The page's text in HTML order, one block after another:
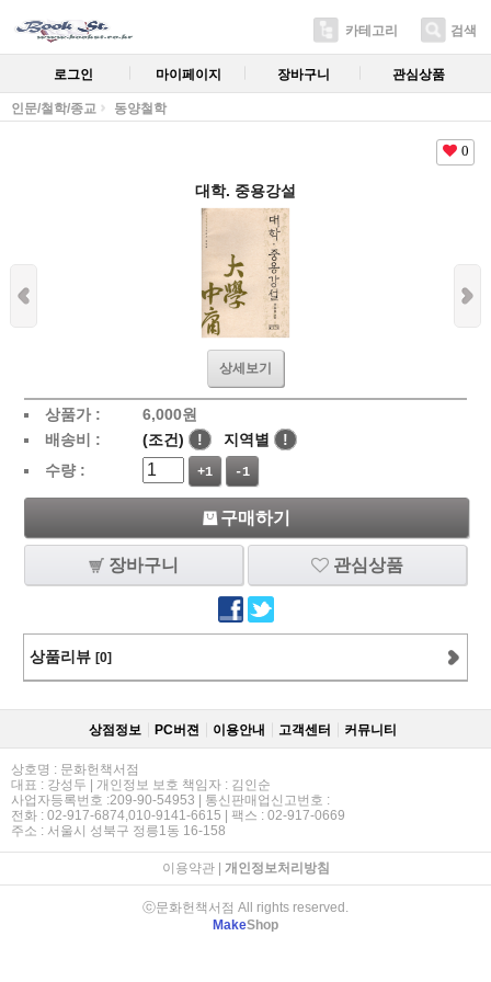
카테고리 검색
로그인 마이페이지 장바구니 관심상품
인문/철학/종교 동양철학
0
대학. 중용강설
상세보기
상품가 : 6,000원
배송비 :
(조건) ! 지역별
!
수량 :
+1 -1
구매하기
장바구니 관심상품
상품리뷰 [0]
상점정보 PC버젼 이용안내 고객센터 커뮤니티
상호명 : 문화헌책서점
대표 : 강성두 | 개인정보 보호 책임자 : 김인순
사업자등록번호 :209-90-54953 | 통신판매업신고번호 :
전화 : 02-917-6874,010-9141-6615 | 팩스 : 02-917-0669
주소 : 서울시 성북구 정릉1동 16-158
이용약관| 개인정보처리방침
ⓒ문화헌책서점 All rights reserved.
MakeShop